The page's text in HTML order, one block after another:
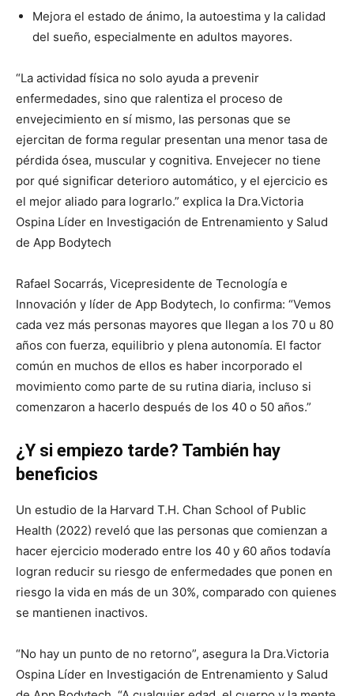
Mejora el estado de ánimo, la autoestima y la calidad
del sueño, especialmente en adultos mayores.
“La actividad física no solo ayuda a prevenir
enfermedades, sino que ralentiza el proceso de
envejecimiento en sí mismo, las personas que se
ejercitan de forma regular presentan una menor tasa de
pérdida ósea, muscular y cognitiva. Envejecer no tiene
por qué significar deterioro automático, y el ejercicio es
el mejor aliado para lograrlo.” explica la Dra.Victoria
Ospina Líder en Investigación de Entrenamiento y Salud
de App Bodytech
Rafael Socarrás, Vicepresidente de Tecnología e
Innovación y líder de App Bodytech, lo confirma: “Vemos
cada vez más personas mayores que llegan a los 70 u 80
años con fuerza, equilibrio y plena autonomía. El factor
común en muchos de ellos es haber incorporado el
movimiento como parte de su rutina diaria, incluso si
comenzaron a hacerlo después de los 40 o 50 años.”
¿Y si empiezo tarde? También hay
beneficios
Un estudio de la Harvard T.H. Chan School of Public
Health (2022) reveló que las personas que comienzan a
hacer ejercicio moderado entre los 40 y 60 años todavía
logran reducir su riesgo de enfermedades que ponen en
riesgo la vida en más de un 30%, comparado con quienes
se mantienen inactivos.
“No hay un punto de no retorno”, asegura la Dra.Victoria
Ospina Líder en Investigación de Entrenamiento y Salud